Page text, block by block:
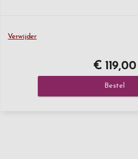
Verwijder
€ 119,00
Bestel